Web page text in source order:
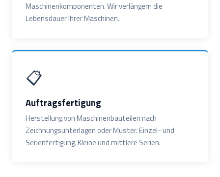
Maschinenkomponenten. Wir verlängern die
Lebensdauer Ihrer Maschinen.
📋
Auftragsfertigung
Herstellung von Maschinenbauteilen nach
Zeichnungsunterlagen oder Muster. Einzel- und
Serienfertigung. Kleine und mittlere Serien.